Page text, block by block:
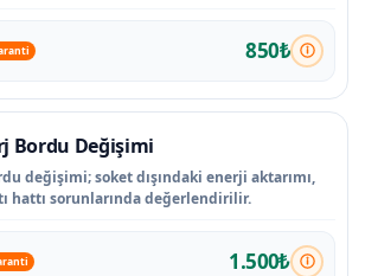
850₺
Bordu Değişimi
değişimi; soket dışındaki enerji aktarımı,
hattı sorunlarında değerlendirilir.
1.500₺